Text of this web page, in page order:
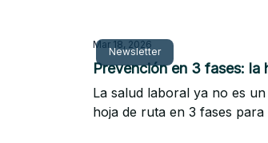
Newsletter
Mar 18, 2026
Prevención en 3 fases: la
La salud laboral ya no es
hoja de ruta en 3 fases